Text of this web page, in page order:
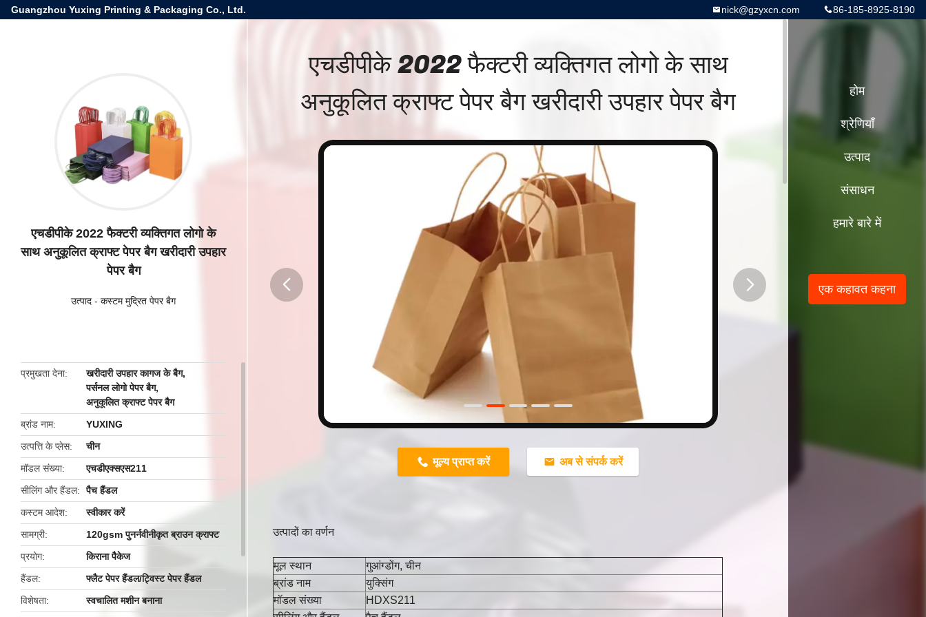
Guangzhou Yuxing Printing & Packaging Co., Ltd. 86-185-8925-8190
nick@gzyxcn.com
एचडीपीके 2022 फैक्टरी व्यक्तिगत लोगो के
साथ अनुकूलित क्राफ्ट पेपर बैग खरीदारी उपहार
पेपर बैग
उत्पाद - कस्टम मुद्रित पेपर बैग
प्रमुखता देना खरीदारी उपहार कागज के बैग,
पर्सनल लोगो पेपर बैग,
अनुकूलित क्राफ्ट पेपर बैग
ब्रांड नाम
YUXING
उत्पत्ति के प्लेस
चीन
मॉडल संख्या
एचडीएक्सएस211
सीलिंग और हैंडल
पैच हैंडल
कस्टम आदेश
स्वीकार करें
सामग्री
120gsm पुनर्नवीनीकृत ब्राउन क्राफ्ट
प्रयोग
किराना पैकेज
हैंडल
फ्लैट पेपर हैंडल/ट्विस्ट पेपर हैंडल
विशेषता
स्वचालित मशीन बनाना
एचडीपीके 2022 फैक्टरी व्यक्तिगत लोगो के साथ
अनुकूलित क्राफ्ट पेपर बैग खरीदारी उपहार पेपर बैग
मूल्य प्राप्त करें अब से संपर्क करें
उत्पादों का वर्णन
मूल स्थान
गुआंग्डोंग, चीन
ब्रांड नाम
युक्सिंग
मॉडल संख्या
HDXS211
होम
श्रेणियाँ
उत्पाद
संसाधन
हमारे बारे में
एक कहावत कहना